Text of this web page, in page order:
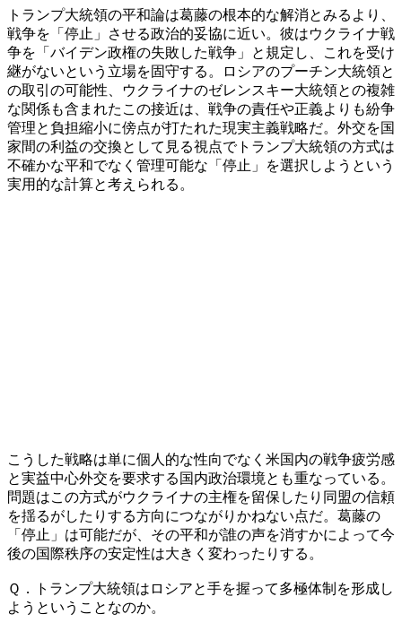
トランプ大統領の平和論は葛藤の根本的な解消とみるより、
戦争を「停止」させる政治的妥協に近い。彼はウクライナ戦
争を「バイデン政権の失敗した戦争」と規定し、これを受け
継がないという立場を固守する。ロシアのプーチン大統領と
の取引の可能性、ウクライナのゼレンスキー大統領との複雑
な関係も含まれたこの接近は、戦争の責任や正義よりも紛争
管理と負担縮小に傍点が打たれた現実主義戦略だ。外交を国
家間の利益の交換として見る視点でトランプ大統領の方式は
不確かな平和でなく管理可能な「停止」を選択しようという
実用的な計算と考えられる。
こうした戦略は単に個人的な性向でなく米国内の戦争疲労感
と実益中心外交を要求する国内政治環境とも重なっている。
問題はこの方式がウクライナの主権を留保したり同盟の信頼
を揺るがしたりする方向につながりかねない点だ。葛藤の
「停止」は可能だが、その平和が誰の声を消すかによって今
後の国際秩序の安定性は大きく変わったりする。
Ｑ．トランプ大統領はロシアと手を握って多極体制を形成し
ようということなのか。